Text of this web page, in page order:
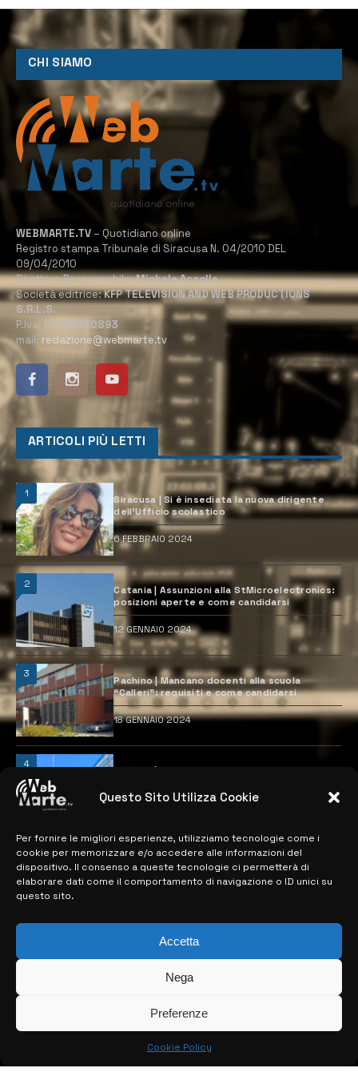
Questo Sito Utilizza Cookie
Per fornire le migliori esperienze, utilizziamo tecnologie come i
cookie per memorizzare e/o accedere alle informazioni del
dispositivo. Il consenso a queste tecnologie ci permetterà di
elaborare dati come il comportamento di navigazione o ID unici su
questo sito.
Accetta
Nega
Preferenze
Cookie Policy
CHI SIAMO
WEBMARTE.TV – Quotidiano online
Registro stampa Tribunale di Siracusa N. 04/2010 DEL
09/04/2010
Direttore Responsabile:Michele Accolla
Società editrice:KFP TELEVISION AND WEB PRODUCTIONS
S.R.L.S.
P.Iva: 02184950893
mail: redazione@webmarte.tv
ARTICOLI PIÙ LETTI
1
Siracusa | Si è insediata la nuova dirigente
dell’Ufficio scolastico
6 FEBBRAIO 2024
2
Catania | Assunzioni alla StMicroelectronics:
posizioni aperte e come candidarsi
12 GENNAIO 2024
3
Pachino | Mancano docenti alla scuola
“Calleri”: requisiti e come candidarsi
18 GENNAIO 2024
4
Catania | Opportunità di lavoro con St
previste
MAPPA DEL SITO